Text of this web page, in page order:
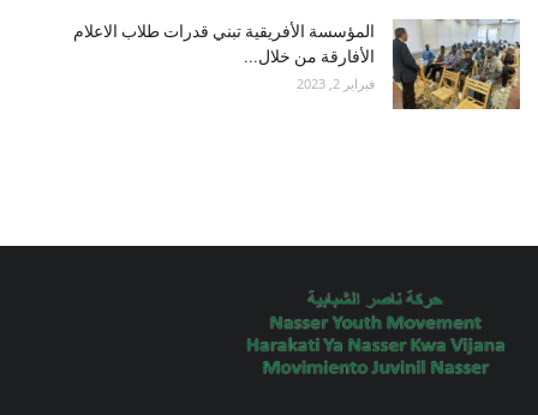
المؤسسة الأفريقية تبني قدرات طلاب الاعلام
الأفارقة من خلال...
فبراير 2, 2023